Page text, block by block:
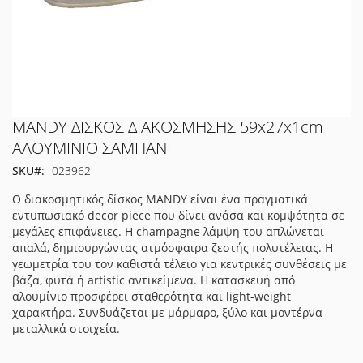
Μετάβαση
στην
αρχή
της
εικόνων
MANDY ΔΙΣΚΟΣ ΔΙΑΚΟΣΜΗΣΗΣ 59x27x1cm
ΑΛΟΥΜΙΝΙΟ ΣΑΜΠΑΝΙ
SKU
023962
Ο διακοσμητικός δίσκος MANDY είναι ένα πραγματικά
εντυπωσιακό decor piece που δίνει ανάσα και κομψότητα σε
μεγάλες επιφάνειες. Η champagne λάμψη του απλώνεται
απαλά, δημιουργώντας ατμόσφαιρα ζεστής πολυτέλειας. Η
γεωμετρία του τον καθιστά τέλειο για κεντρικές συνθέσεις με
βάζα, φυτά ή artistic αντικείμενα. Η κατασκευή από
αλουμίνιο προσφέρει σταθερότητα και light-weight
χαρακτήρα. Συνδυάζεται με μάρμαρο, ξύλο και μοντέρνα
μεταλλικά στοιχεία.